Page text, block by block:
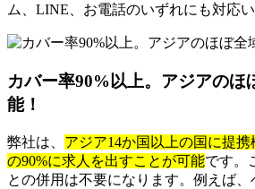
ム、LINE、お電話のいずれにも対応
カバー率90%以上。アジアのほ
能！
弊社は、 アジア14か国以上の国に提
の90%に求人を出すことが可能です。
との併用は不要になります。例えば